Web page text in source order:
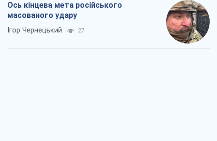
Ось кінцева мета російського
масованого удару
Ігор Чернецький 27